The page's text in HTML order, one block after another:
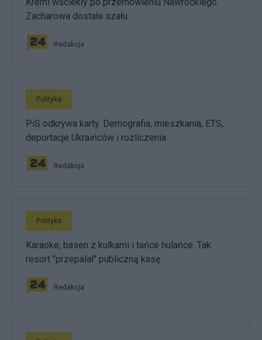
Zacharowa dostała szału
Redakcja
Polityka
PiS odkrywa karty. Demografia, mieszkania, ETS,
deportacje Ukraińców i rozliczenia
Redakcja
Polityka
Karaoke, basen z kulkami i tańce hulańce. Tak
resort "przepalał" publiczną kasę
Redakcja